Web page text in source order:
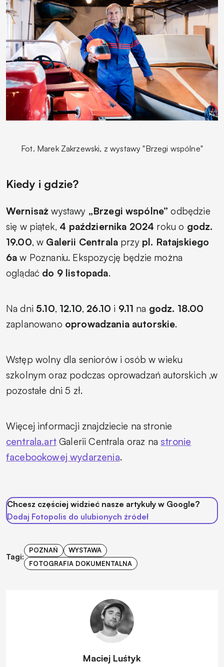
Fot. Marek Zakrzewski, z wystawy "Brzegi wspólne"
Kiedy i gdzie?
Wernisaż wystawy „Brzegi wspólne” odbędzie
się w piątek, 4 października 2024 roku o godz.
19.00, w Galerii Centrala przy pl. Ratajskiego
6a w Poznaniu. Ekspozycję będzie można
oglądać do 9 listopada.
Na dni 5.10, 12.10, 26.10 i 9.11 na godz. 18.00
zaplanowano oprowadzania autorskie.
Wstęp wolny dla seniorów i osób w wieku
szkolnym oraz podczas oprowadzań autorskich ,w
pozostałe dni 5 zł.
Więcej informacji znajdziecie na stronie
centrala.artGalerii Centrala oraz na stronie
facebookowej wydarzenia.
Chcesz częściej widzieć nasze artykuły w Google?
Dodaj Fotopolis do ulubionych źródeł
Tagi:
POZNAŃ
WYSTAWA
FOTOGRAFIA DOKUMENTALNA
Maciej Luśtyk